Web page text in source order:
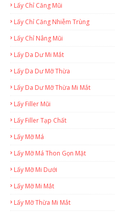
Lấy Chỉ Căng Mũi
Lấy Chỉ Căng Nhiễm Trùng
Lấy Chỉ Nâng Mũi
Lấy Da Dư Mi Mắt
Lấy Da Dư Mỡ Thừa
Lấy Da Dư Mỡ Thừa Mi Mắt
Lấy Filler Mũi
Lấy Filler Tạp Chất
Lấy Mỡ Má
Lấy Mỡ Má Thon Gọn Mặt
Lấy Mỡ Mi Dưới
Lấy Mỡ Mi Mắt
Lấy Mỡ Thừa Mi Mắt